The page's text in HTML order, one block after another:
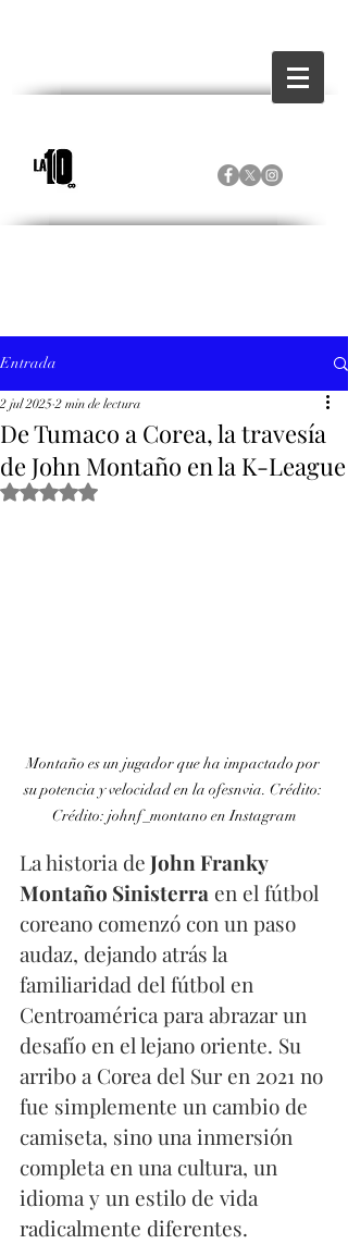
Entrada
De Tumaco a Corea, la travesía
de John Montaño en la K-League
2 jul 2025 2 min de lectura
Obtuvo NaN de 5 estrellas.
Montaño es un jugador que ha impactado por
su potencia y velocidad en la ofesnvia. Crédito:
Crédito: johnf_montano en Instagram
La historia de John Franky
Montaño Sinisterra en el fútbol
coreano comenzó con un paso
audaz, dejando atrás la
familiaridad del fútbol en
Centroamérica para abrazar un
desafío en el lejano oriente. Su
arribo a Corea del Sur en 2021 no
fue simplemente un cambio de
camiseta, sino una inmersión
completa en una cultura, un
idioma y un estilo de vida
radicalmente diferentes.